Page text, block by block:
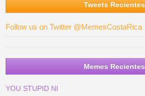
Tweets Recientes
Follow us on Twitter @MemesCostaRica
Memes Recientes
YOU STUPID NI